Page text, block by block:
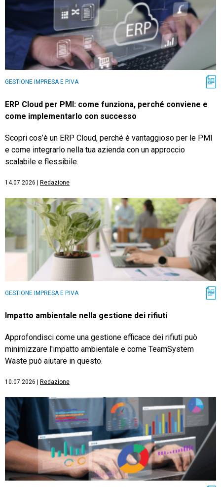
GESTIONE IMPRESA E P.IVA
ERP Cloud per PMI: come funziona, perché conviene e
come implementarlo con successo
Scopri cos’è un ERP Cloud, perché è vantaggioso per le PMI
e come integrarlo nella tua azienda con un approccio
scalabile e flessibile.
14.07.2026 Redazione
GESTIONE IMPRESA E P.IVA
Impatto ambientale nella gestione dei rifiuti
Approfondisci come una gestione efficace dei rifiuti può
minimizzare l'impatto ambientale e come TeamSystem
Waste può aiutare in questo.
10.07.2026 Redazione